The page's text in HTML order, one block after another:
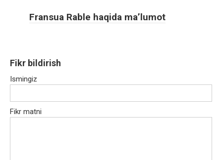
Fransua Rable haqida ma’lumot
Fikr bildirish
Ismingiz
Fikr matni